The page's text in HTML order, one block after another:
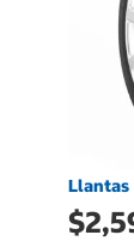
Llantas